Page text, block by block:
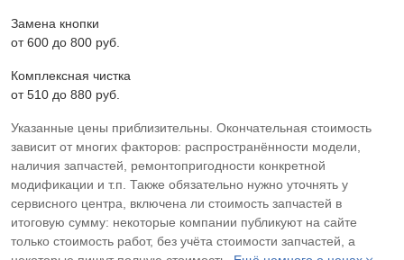
Замена кнопки
от 600 до 800 pyб.
Комплексная чистка
от 510 до 880 pyб.
Указанные цены приблизительны. Окончательная стоимость
зависит от многих факторов: распространённости модели,
наличия запчастей, ремонтопригодности конкретной
модификации и т.п. Также обязательно нужно уточнять у
сервисного центра, включена ли стоимость запчастей в
итоговую сумму: некоторые компании публикуют на сайте
только стоимость работ, без учёта стоимости запчастей, а